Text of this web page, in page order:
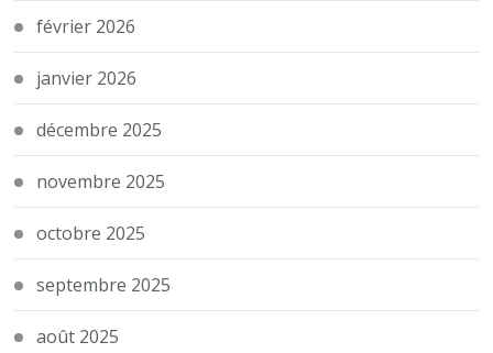
février 2026
janvier 2026
décembre 2025
novembre 2025
octobre 2025
septembre 2025
août 2025